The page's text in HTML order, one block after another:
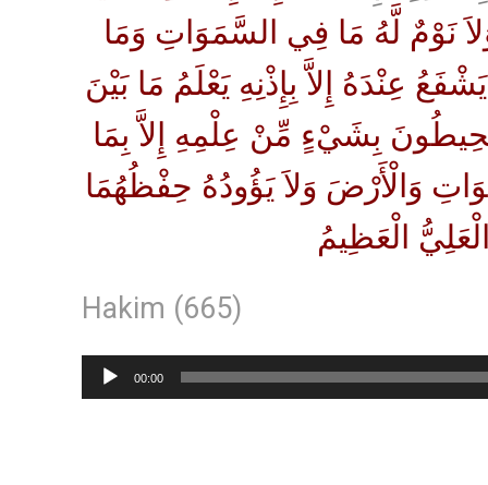
نَوْمٌ لَّهُ مَا فِي السَّمَوَاتِ وَمَا
عِنْدَهُ إِلاَّ بِإِذْنِهِ يَعْلَمُ مَا بَيْنَ
بِشَيْءٍ مِّنْ عِلْمِهِ إِلاَّ بِمَا
وَالْأَرْضَ وَلاَ يَؤُودُهُ حِفْظُهُمَا
الْعَظِيمُ
Hakim (665)
Lecteur
audio
00:00